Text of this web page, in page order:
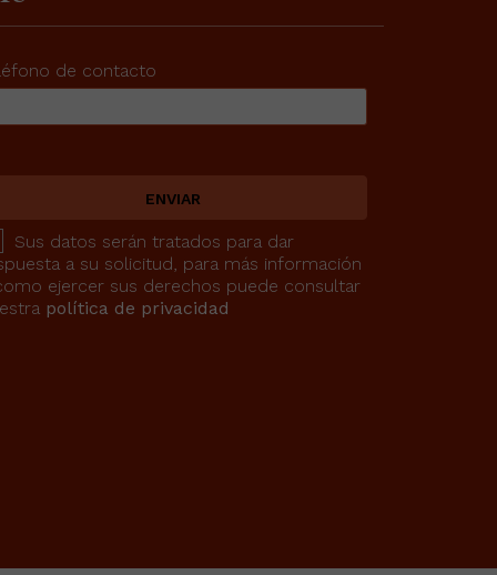
de contacto
ENVIAR
Sus datos serán tratados para dar
a su solicitud, para más información
ejercer sus derechos puede consultar
política de privacidad